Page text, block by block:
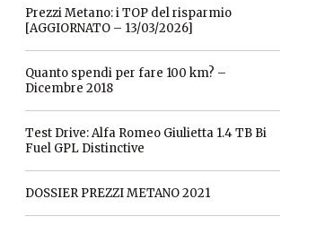
Prezzi Metano: i TOP del risparmio
[AGGIORNATO – 13/03/2026]
Quanto spendi per fare 100 km? –
Dicembre 2018
Test Drive: Alfa Romeo Giulietta 1.4 TB Bi
Fuel GPL Distinctive
DOSSIER PREZZI METANO 2021